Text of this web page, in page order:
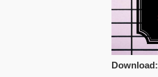
Download: